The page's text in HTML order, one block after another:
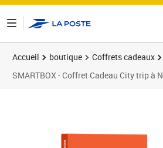
Accueil boutique Coffrets cadeaux
SMARTBOX - Coffret Cadeau City trip à